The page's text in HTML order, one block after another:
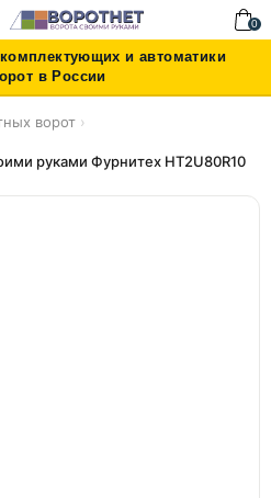
0
и автоматики
в России
ворот ›
руками Фурнитех HT2U80R10